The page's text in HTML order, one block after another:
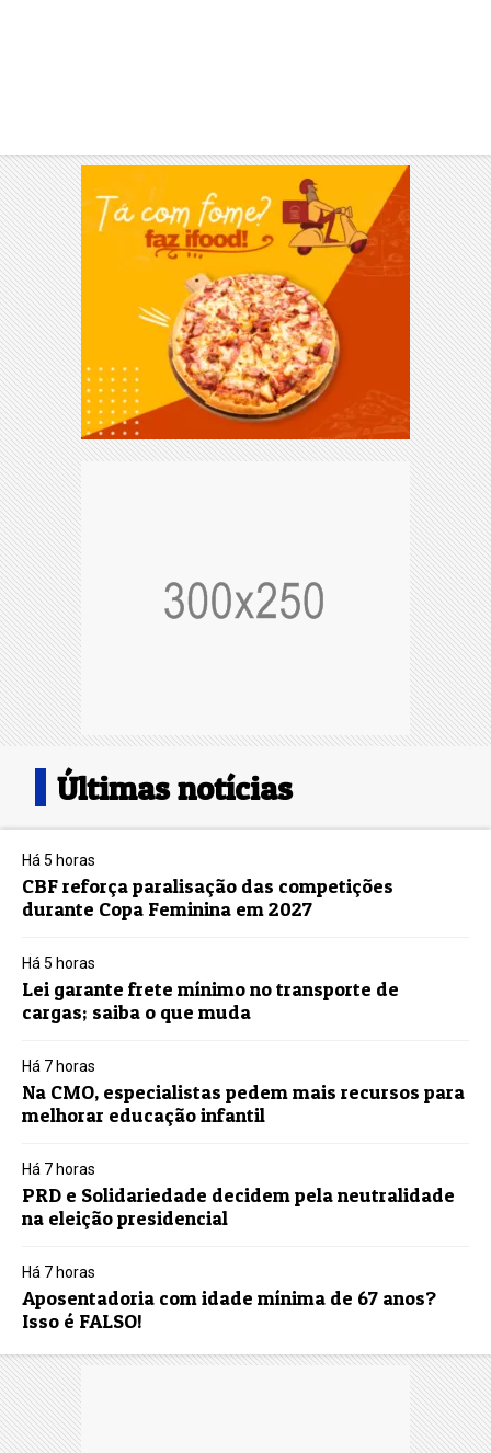
Últimas notícias
Há 5 horas
CBF reforça paralisação das competições
durante Copa Feminina em 2027
Há 5 horas
Lei garante frete mínimo no transporte de
cargas; saiba o que muda
Há 7 horas
Na CMO, especialistas pedem mais recursos para
melhorar educação infantil
Há 7 horas
PRD e Solidariedade decidem pela neutralidade
na eleição presidencial
Há 7 horas
Aposentadoria com idade mínima de 67 anos?
Isso é FALSO!